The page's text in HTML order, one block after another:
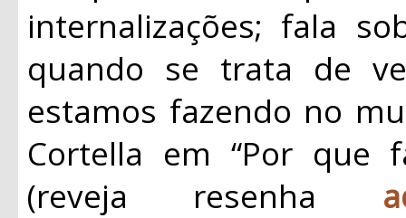
internalizações; fala
quando se trata de
estamos fazendo no
Cortella em “Por que
(reveja resenha